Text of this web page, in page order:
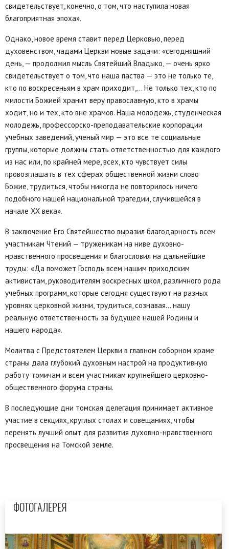
свидетельствует, конечно, о том, что наступила новая
благоприятная эпоха».
Однако, новое время ставит перед Церковью, перед
духовенством, чадами Церкви новые задачи: «сегодняшний
день, — продолжил мысль Святейший Владыко, — очень ярко
свидетельствует о том, что наша паства — это не только те,
кто по воскресеньям в храм приходит,… Не только тех, кто по
милости Божией хранит веру православную, кто в храмы
ходит, но и тех, кто вне храмов. Наша молодежь, студенческая
молодежь, профессорско-преподавательские корпорации
учебных заведений, ученый мир — это все те социальные
группы, которые должны стать ответственностью для каждого
из нас или, по крайней мере, всех, кто чувствует силы
провозглашать в тех сферах общественной жизни слово
Божие, трудиться, чтобы никогда не повторилось ничего
подобного нашей национальной трагедии, случившейся в
начале XX века».
В заключение Его Святейшество выразил благодарность всем
участникам Чтений — труженикам на ниве духовно-
нравственного просвещения и благословил на дальнейшие
труды: «Да поможет Господь всем нашим приходским
активистам, руководителям воскресных школ, различного рода
учебных программ, которые сегодня существуют на разных
уровнях церковной жизни, трудиться, сознавая… нашу
реальную ответственность за будущее нашей Родины и
нашего народа».
Молитва с Предстоятелем Церкви в главном соборном храме
страны дала глубокий духовным настрой на продуктивную
работу томичам и всем участникам крупнейшего церковно-
общественного форума страны.
В последующие дни томская делегация принимает активное
участие в секциях, круглых столах и совещаниях, чтобы
перенять лучший опыт для развития духовно-нравственного
просвещения на Томской земле.
ФОТОГАЛЕРЕЯ